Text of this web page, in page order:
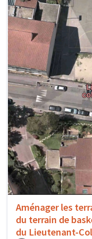
Aménager les
du terrain de
du Lieutenant-